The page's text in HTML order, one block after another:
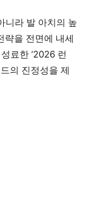
니라 발 아치의 높
략을 전면에 내세
료한 ‘2026 런
의 진정성을 제